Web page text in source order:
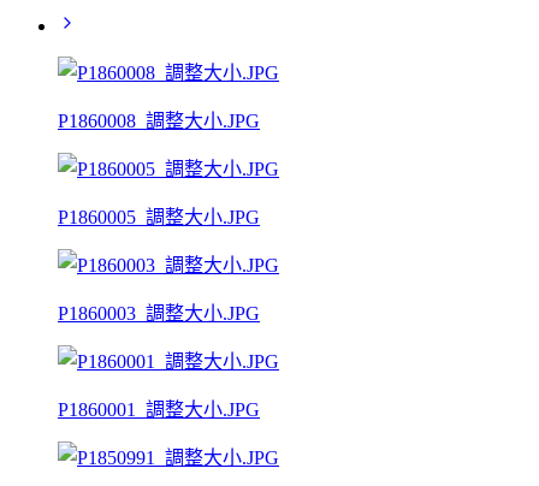
P1860008_調整大小.JPG
P1860005_調整大小.JPG
P1860003_調整大小.JPG
P1860001_調整大小.JPG